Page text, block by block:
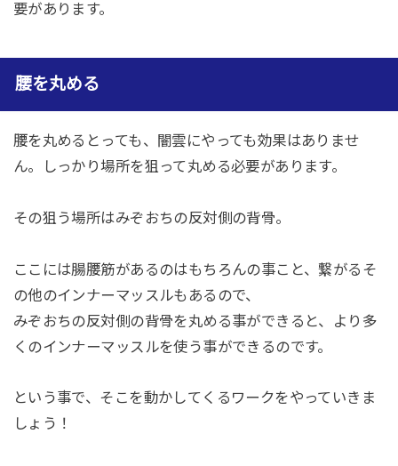
要があります。
腰を丸める
腰を丸めるとっても、闇雲にやっても効果はありませ
ん。しっかり場所を狙って丸める必要があります。
その狙う場所はみぞおちの反対側の背骨。
ここには腸腰筋があるのはもちろんの事こと、繋がるそ
の他のインナーマッスルもあるので、
みぞおちの反対側の背骨を丸める事ができると、より多
くのインナーマッスルを使う事ができるのです。
という事で、そこを動かしてくるワークをやっていきま
しょう！